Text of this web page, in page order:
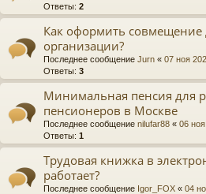
Ответы: 2
Как оформить
организации?
Последнее сообщение Jurn « 07 ноя
Ответы: 3
Минимальная пенсия для
пенсионеров в Москве
Последнее сообщение nilufar88 « 06
Ответы: 1
Трудовая книжка в
работает?
Последнее сообщение Igor_FOX « 04